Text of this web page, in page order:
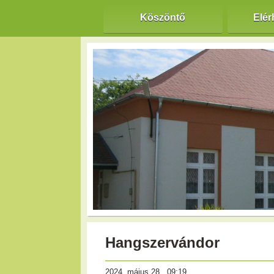
Köszöntő
Hangszervándor
2024. május 28., 09:19